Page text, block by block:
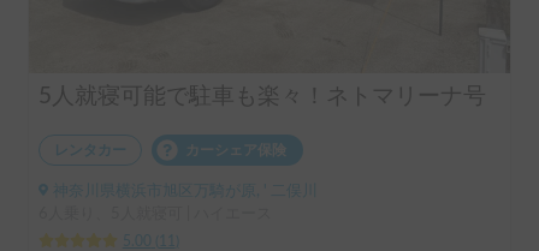
5人就寝可能で駐車も楽々！ネトマリーナ号
レンタカー カーシェア保険
神奈川県横浜市旭区万騎が原, ' 二俣川
5.00